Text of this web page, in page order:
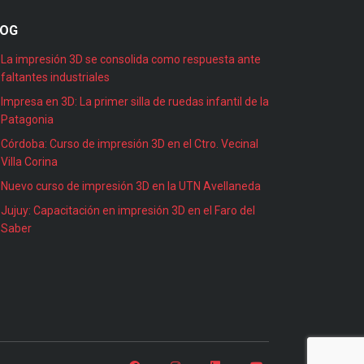
La impresión 3D se consolida como respuesta ante
faltantes industriales
Impresa en 3D: La primer silla de ruedas infantil de la
Patagonia
Córdoba: Curso de impresión 3D en el Ctro. Vecinal
Villa Corina
Nuevo curso de impresión 3D en la UTN Avellaneda
Jujuy: Capacitación en impresión 3D en el Faro del
Saber